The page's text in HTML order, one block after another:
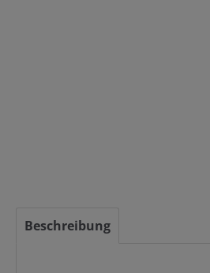
Beschreibung